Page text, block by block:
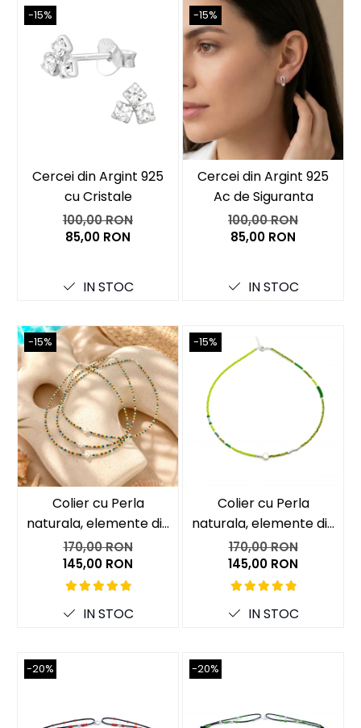
-15%
Cercei din Argint 925
cu Cristale
100,00 RON
85,00 RON
IN STOC
-15%
Cercei din Argint 925
Ac de Siguranta
100,00 RON
85,00 RON
IN STOC
-15%
Colier cu Perla
naturala, elemente din
Argint 925 si margele
Miyuki, multicolor
170,00 RON
145,00 RON
IN STOC
-15%
Colier cu Perla
naturala, elemente din
Argint 925 si margele
Miyuki, verde/kiwi
170,00 RON
145,00 RON
IN STOC
-20% -20%